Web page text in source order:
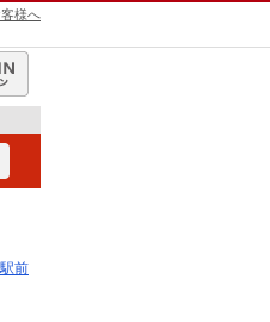
様へ
前